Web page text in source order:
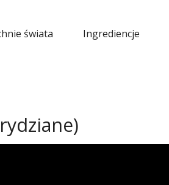
świata Ingrediencje